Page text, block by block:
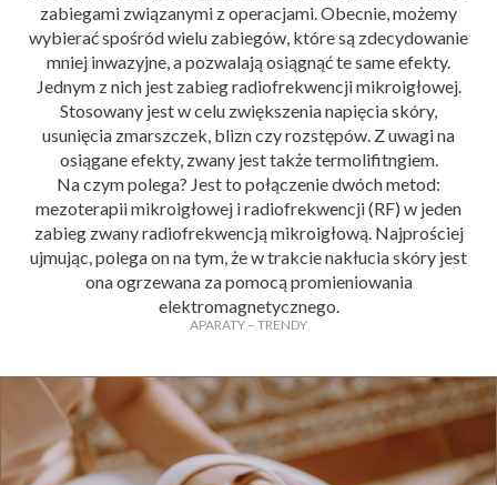
zabiegami związanymi z operacjami. Obecnie, możemy
wybierać spośród wielu zabiegów, które są zdecydowanie
mniej inwazyjne, a pozwalają osiągnąć te same efekty.
Jednym z nich jest zabieg radiofrekwencji mikroigłowej.
Stosowany jest w celu zwiększenia napięcia skóry,
usunięcia zmarszczek, blizn czy rozstępów. Z uwagi na
osiągane efekty, zwany jest także termolifitngiem.
Na czym polega? Jest to połączenie dwóch metod:
mezoterapii mikroigłowej i radiofrekwencji (RF) w jeden
zabieg zwany radiofrekwencją mikroigłową. Najprościej
ujmując, polega on na tym, że w trakcie nakłucia skóry jest
ona ogrzewana za pomocą promieniowania
elektromagnetycznego.
APARATY – TRENDY